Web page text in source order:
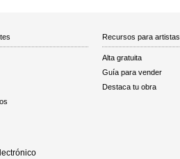
Recursos para artistas
Alta gratuita
Guía para vender
Destaca tu obra